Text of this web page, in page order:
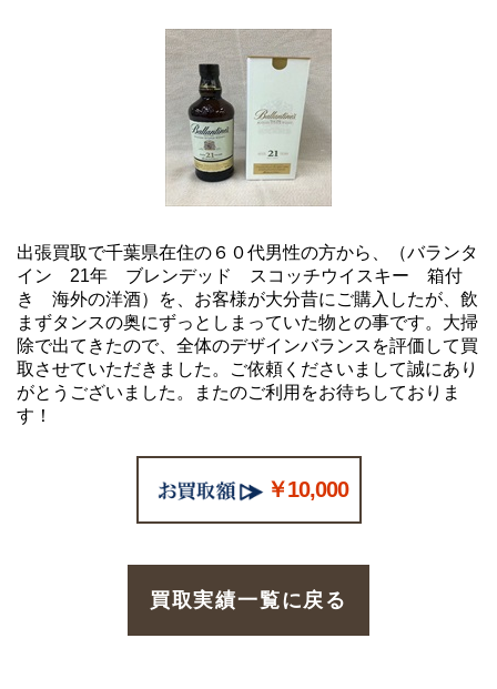
出張買取で千葉県在住の６０代男性の方から、（バランタ
イン 21年 ブレンデッド スコッチウイスキー 箱付
き 海外の洋酒）を、お客様が大分昔にご購入したが、飲
まずタンスの奥にずっとしまっていた物との事です。大掃
除で出てきたので、全体のデザインバランスを評価して買
取させていただきました。ご依頼くださいまして誠にあり
がとうございました。またのご利用をお待ちしておりま
す！
￥10,000
買取実績一覧に戻る